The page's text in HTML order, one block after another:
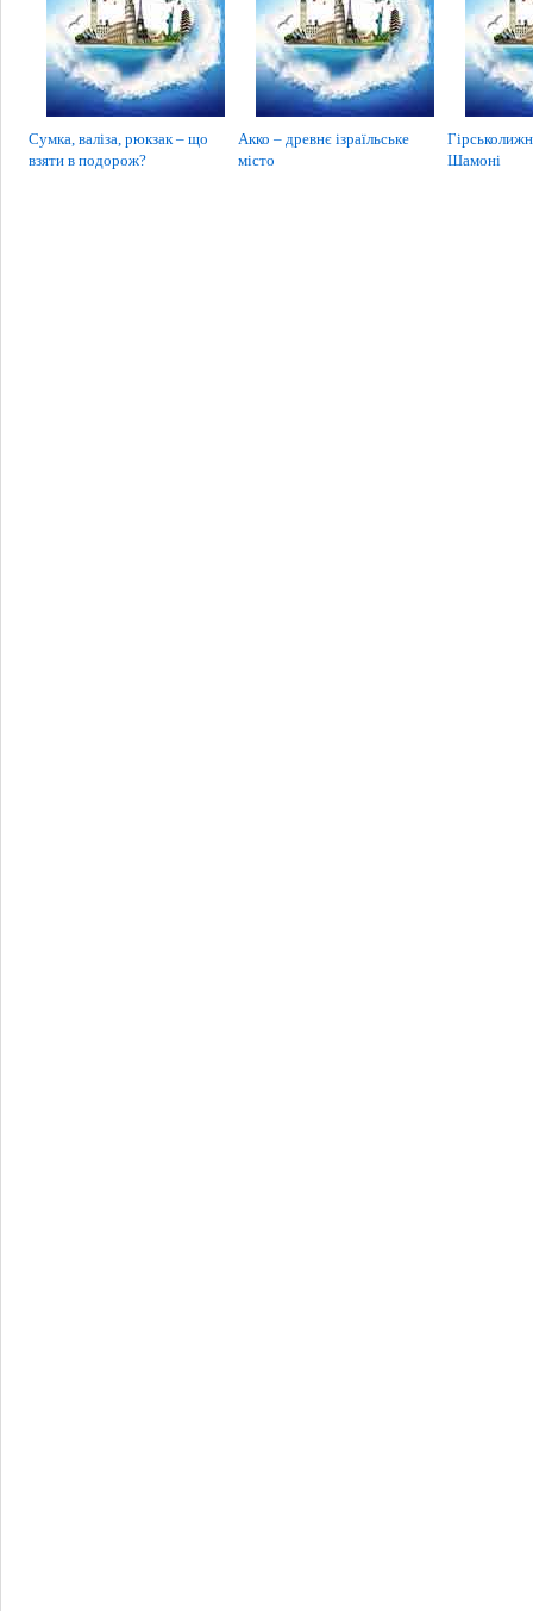
Сумка, валіза, рюкзак – що
взяти в подорож?
Акко – древнє ізраїльське
місто
Шамоні